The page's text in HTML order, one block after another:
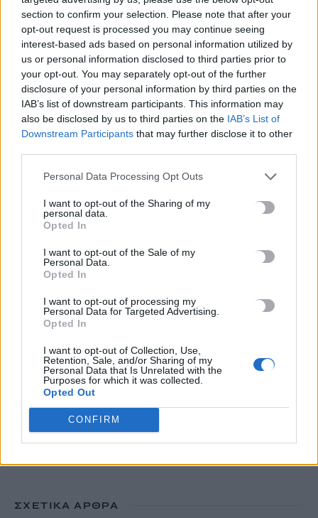
section to confirm your selection. Please note that after your
opt-out request is processed you may continue seeing
interest-based ads based on personal information utilized by
us or personal information disclosed to third parties prior to
your opt-out. You may separately opt-out of the further
disclosure of your personal information by third parties on the
IAB’s list of downstream participants. This information may
also be disclosed by us to third parties on the IAB’s List of
Downstream Participants that may further disclose it to other
Personal Data Processing Opt Outs
I want to opt-out of the Sharing of my
personal data.
Opted In
I want to opt-out of the Sale of my
Personal Data.
Opted In
I want to opt-out of processing my
Personal Data for Targeted Advertising.
Opted In
I want to opt-out of Collection, Use,
Retention, Sale, and/or Sharing of my
Personal Data that Is Unrelated with the
Purposes for which it was collected.
Opted Out
CONFIRM
Ευρωπαίοι ίσως ασκούσαν κανιβαλισμό
7 Αυγούστου, 2026
Σοκαριστικές αποκαλύψεις του FBI μετά το Μουντιάλ: «Θα
ανατινάξω τον Μέσι με τέσσερις βόμβες»
7 Αυγούστου, 2026
ΗΠΑ: Δασκάλα χορού κατηγορείται για σεξουαλική
κακοποίηση δύο ανήλικων μαθητών της
7 Αυγούστου, 2026
Το Ελληνικό Μεσογειακό Πανεπιστήμιο εκδίδει ηλεκτρονικά
τα Πρακτικά του Διεπιστημονικού Συνεδρίου «Ρένα
7 Αυγούστου, 2026
ΔΕΕΠ (ΝΟΔΕ) Ηρακλείου: Με έργα η κυβέρνηση Μητσοτάκη
οδηγεί την Κρήτη στο μέλλον
TRENDING
ΚΑΠΝΙΣΜΑ # ΠΟΘΕΝ ΕΣΧΕΣ
ΣΧΕΤΙΚΆ ΆΡΘΡΑ